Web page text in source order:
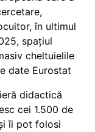
în ultimul
spațiul
cheltuielile
date Eurostat
didactică
cei 1.500 de
îi pot folosi